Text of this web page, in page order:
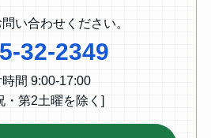
い合わせください。
32-2349
時間 9:00-17:00
・第2土曜を除く]